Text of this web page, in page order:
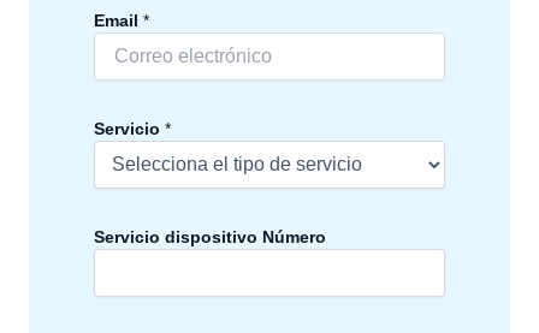
Email*
Servicio*
Servicio dispositivo Número